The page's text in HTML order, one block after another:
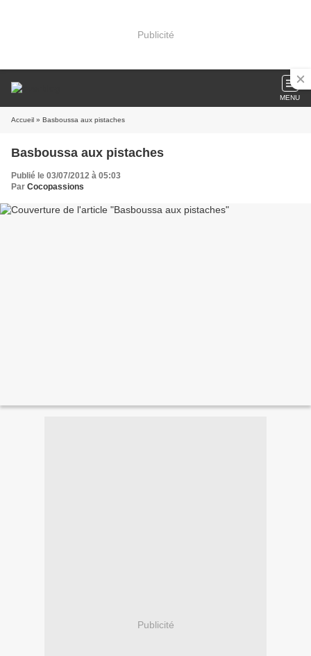
Publicité
MENU
Accueil » Basboussa aux pistaches
Basboussa aux pistaches
Publié le 03/07/2012 à 05:03
Par Cocopassions
Publicité